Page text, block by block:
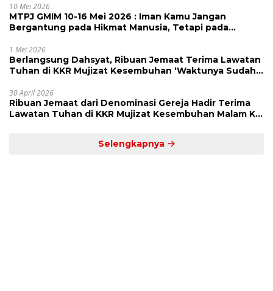
10 Mei 2026
MTPJ GMIM 10-16 Mei 2026 : Iman Kamu Jangan
Bergantung pada Hikmat Manusia, Tetapi pada
1 Mei 2026
Berlangsung Dahsyat, Ribuan Jemaat Terima Lawatan
Tuhan di KKR Mujizat Kesembuhan ‘Waktunya Sudah
30 April 2026
Ribuan Jemaat dari Denominasi Gereja Hadir Terima
Lawatan Tuhan di KKR Mujizat Kesembuhan Malam Ke
Selengkapnya